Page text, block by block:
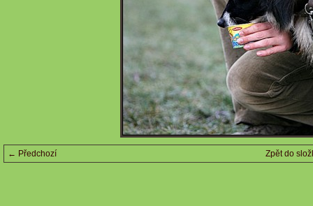
← Předchozí Zpět do